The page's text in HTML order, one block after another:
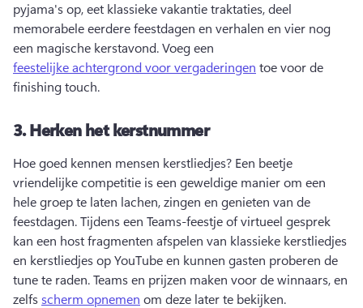
pyjama's op, eet klassieke vakantie traktaties, deel
memorabele eerdere feestdagen en verhalen en vier nog
een magische kerstavond. Voeg een
feestelijke achtergrond voor vergaderingen toe voor de
finishing touch.
3.Herken het kerstnummer
Hoe goed kennen mensen kerstliedjes? Een beetje
vriendelijke competitie is een geweldige manier om een
hele groep te laten lachen, zingen en genieten van de
feestdagen. Tijdens een Teams-feestje of virtueel gesprek
kan een host fragmenten afspelen van klassieke kerstliedjes
en kerstliedjes op YouTube en kunnen gasten proberen de
tune te raden. Teams en prijzen maken voor de winnaars, en
zelfs scherm opnemen om deze later te bekijken.